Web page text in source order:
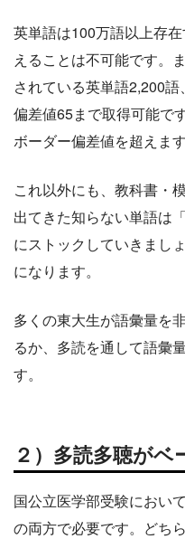
英単語は100万語以上存
えることは不可能です。
されている英単語2,200
偏差値65まで取得可能で
ボーダー偏差値を超えます
これ以外にも、教科書・
出てきた知らない単語は
にストックしていきまし
になります。
多くの東大生が語彙量を
るか、多読を通して語彙
す。
２）多読多聴がベ
国公立医学部受験におい
の両方で必要です。どち